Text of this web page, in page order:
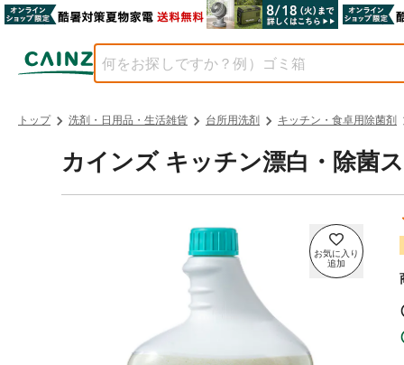
トップ 洗剤・日用品・生活雑貨 台所用洗剤 キッチン・食卓用除菌剤
カインズ キッチン漂白・除菌